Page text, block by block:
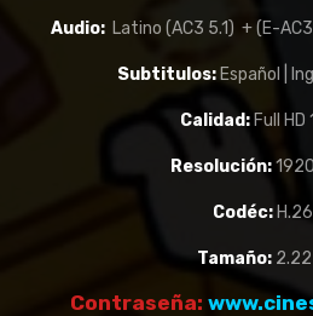
Audio: Latino (AC3 5.1) + (E-
Subtitulos:Español |
Calidad: Full
Resolución:
Codéc:
Tamaño: 2.22
Contraseña: